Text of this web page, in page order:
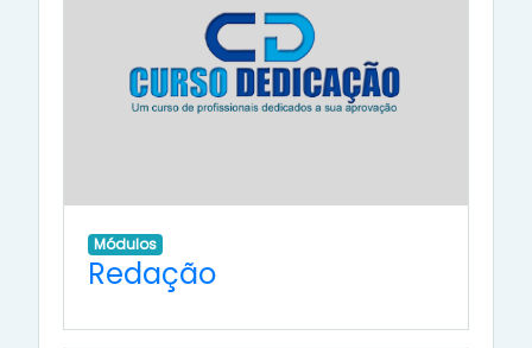
Módulos
Redação